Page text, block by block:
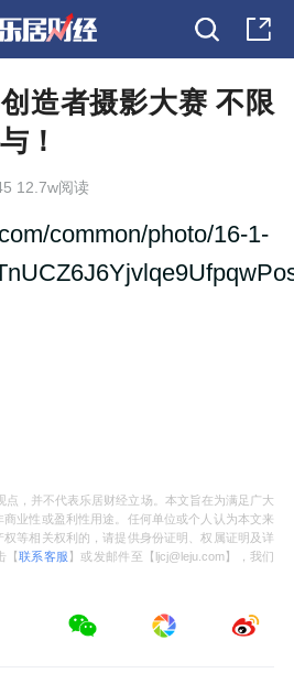
造者摄影大赛 不限
！
12.7w阅读
点，并不代表乐居财经立场。本文旨在为满足广大
业性或盈利性用途。任何单位或个人认为本文来
等相关权利的，请提供身份证明、权属证明及详
【联系客服 】或发邮件至【ljcj@leju.com】，我们